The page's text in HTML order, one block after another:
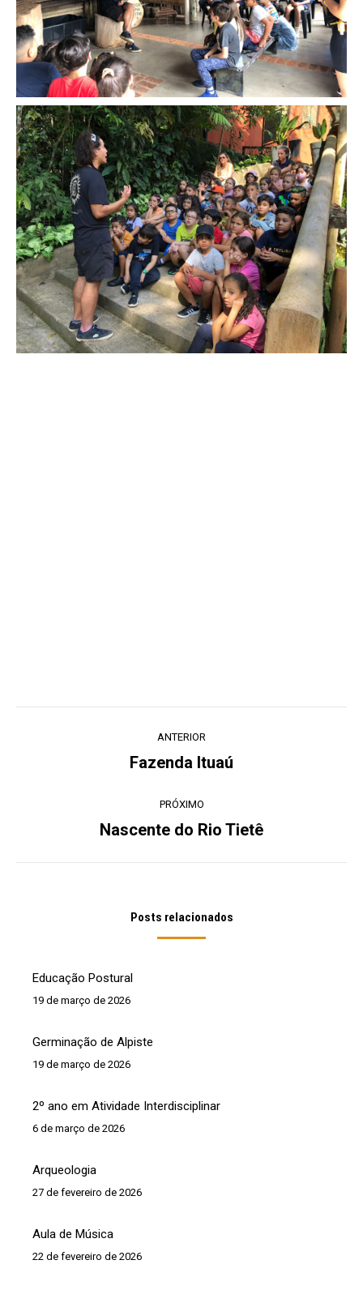
ANTERIOR
Post
Fazenda Ituaú
PRÓXIMO
Próximo
Nascente do Rio Tietê
Posts relacionados
Educação Postural
19 de março de 2026
Germinação de Alpiste
19 de março de 2026
2º ano em Atividade Interdisciplinar
6 de março de 2026
Arqueologia
27 de fevereiro de 2026
Aula de Música
22 de fevereiro de 2026